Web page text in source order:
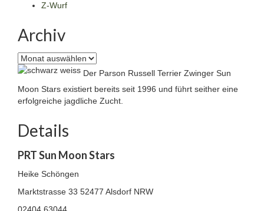
Z-Wurf
Archiv
Archiv
Der Parson Russell Terrier Zwinger Sun
Moon Stars existiert bereits seit 1996 und führt seither eine
erfolgreiche jagdliche Zucht.
Details
PRT Sun Moon Stars
Heike Schöngen
Marktstrasse 33 52477 Alsdorf NRW